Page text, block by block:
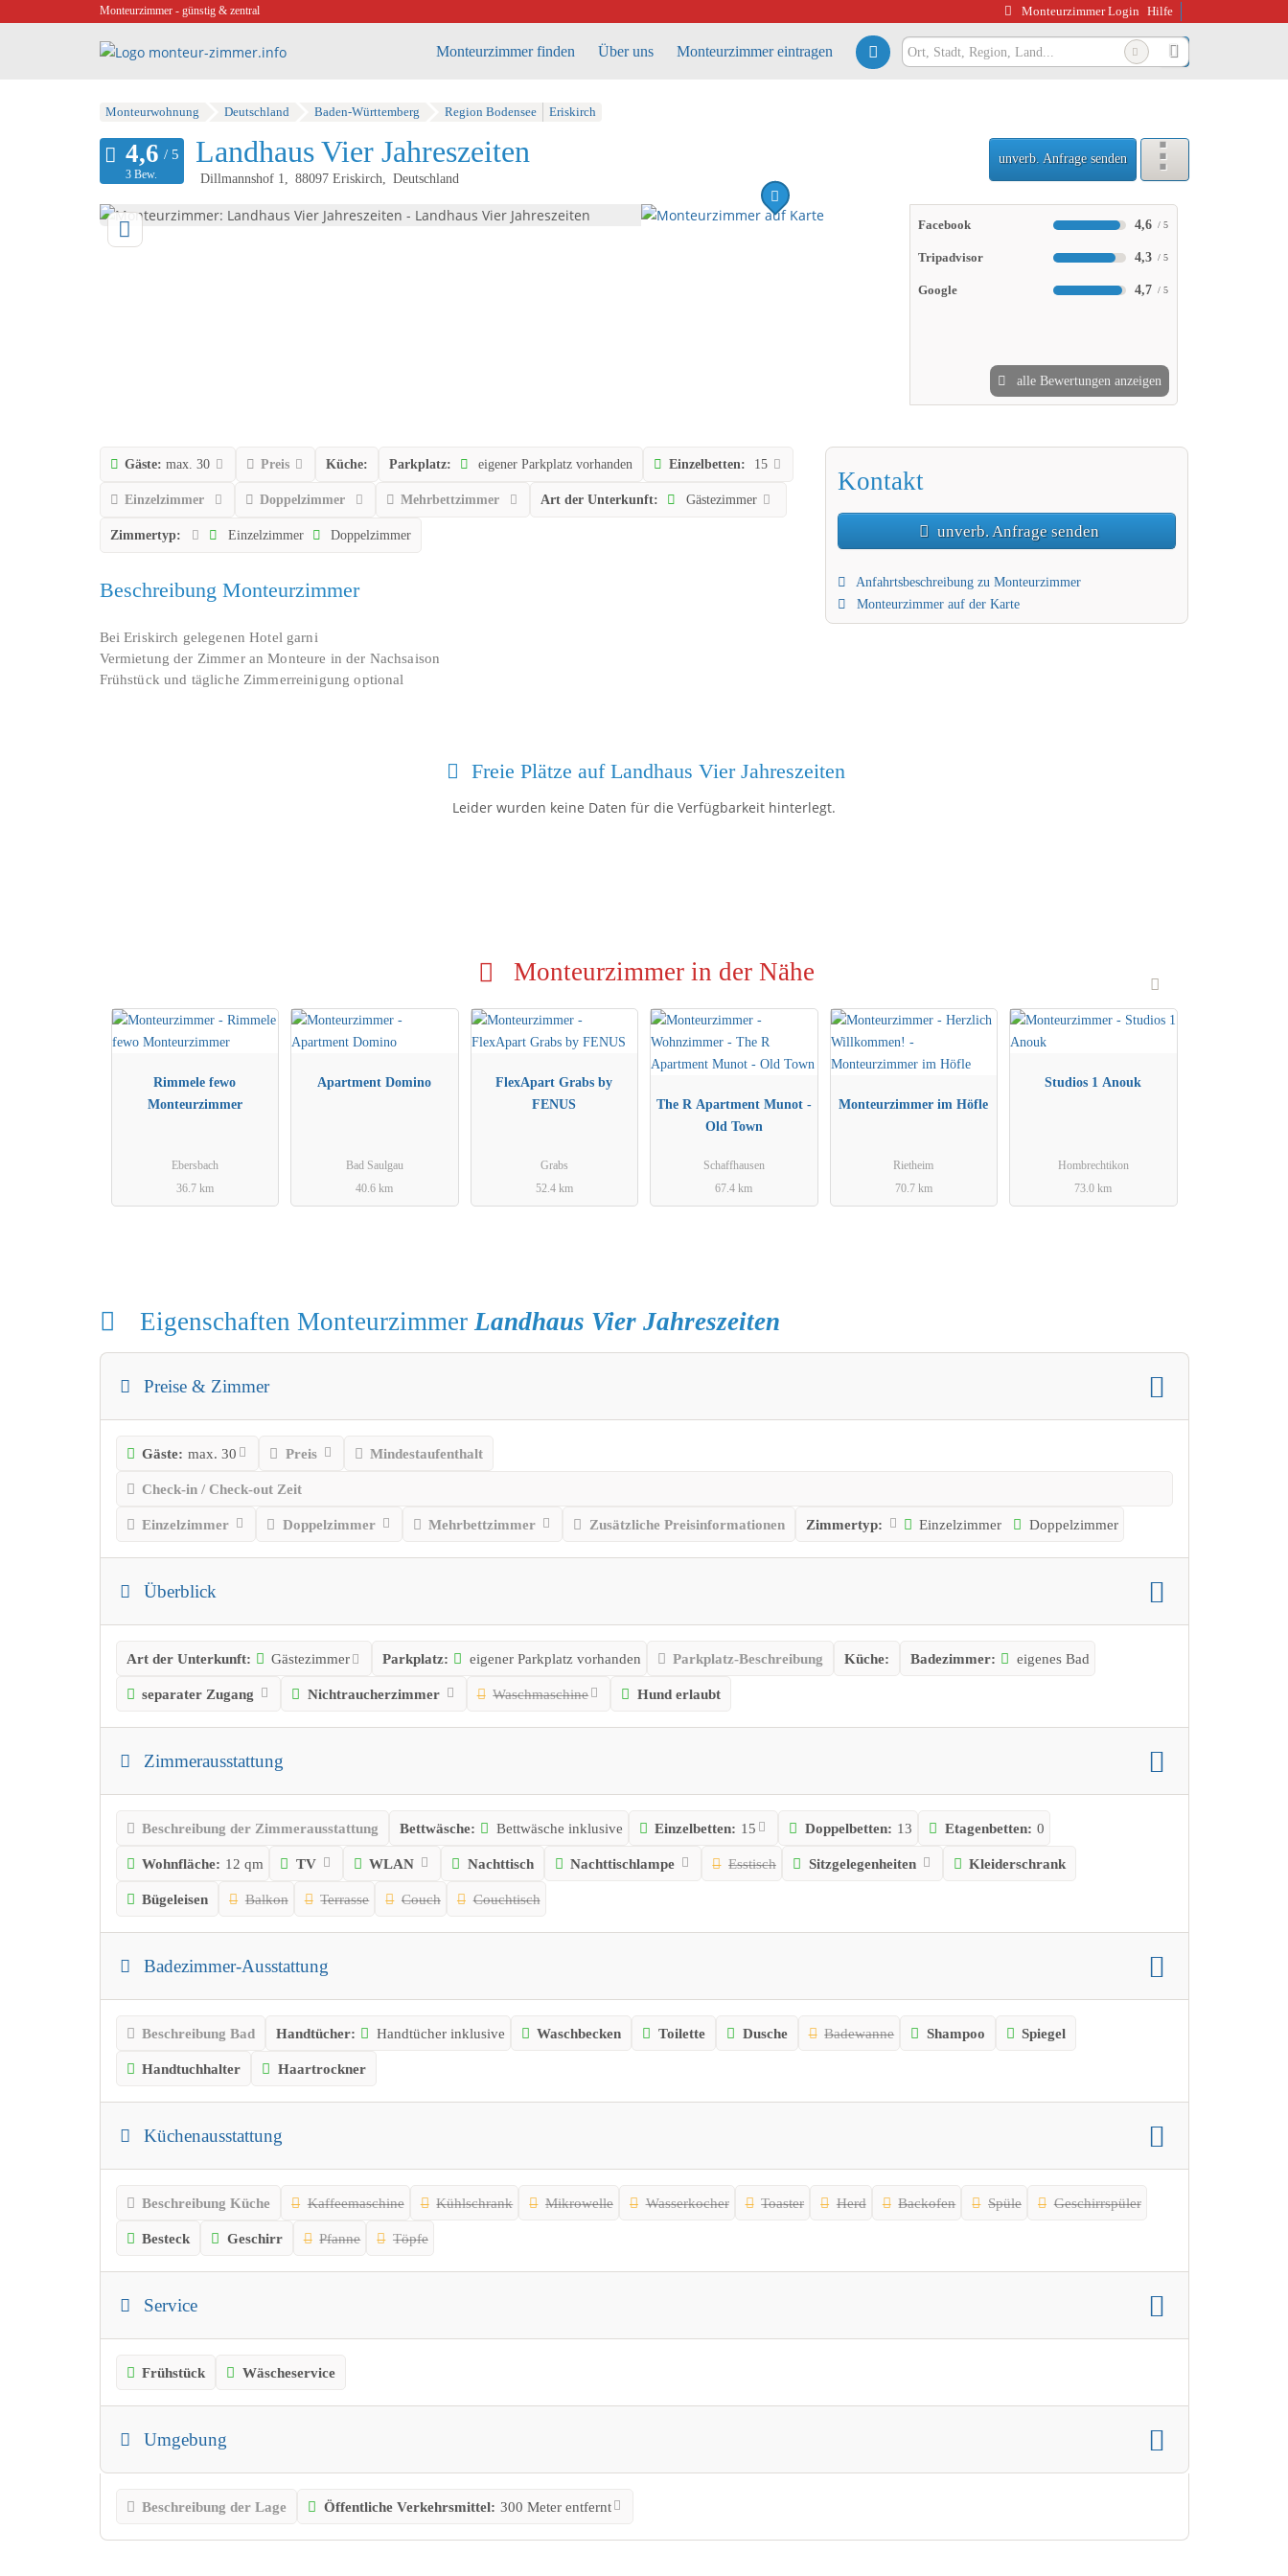
Monteurzimmer - günstig & zentral Monteurzimmer Login Hilfe
Monteurzimmer finden Über uns Monteurzimmer eintragen
Monteurwohnung Deutschland Baden-Württemberg Region Bodensee Eriskirch
Landhaus Vier Jahreszeiten
Dillmannshof 1 88097 Eriskirch Deutschland
unverb. Anfrage senden
3 Bew.
Facebook 4,6
Tripadvisor 4,3
Google 4,7
alle Bewertungen anzeigen
Gäste: max. 30 Preis Küche: Parkplatz: eigener Parkplatz vorhanden Einzelbetten: 15
Einzelzimmer Doppelzimmer Mehrbettzimmer Art der Unterkunft: Gästezimmer
Zimmertyp: Einzelzimmer Doppelzimmer
Beschreibung Monteurzimmer
Bei Eriskirch gelegenen Hotel garni
Vermietung der Zimmer an Monteure in der Nachsaison
Frühstück und tägliche Zimmerreinigung optional
Kontakt
unverb. Anfrage senden
Anfahrtsbeschreibung zu Monteurzimmer
Monteurzimmer auf der Karte
Freie Plätze auf Landhaus Vier Jahreszeiten
Leider wurden keine Daten für die Verfügbarkeit hinterlegt.
Monteurzimmer in der Nähe
Rimmele fewo
Monteurzimmer
Ebersbach
36.7 km
Apartment Domino
Bad Saulgau
40.6 km
FlexApart Grabs by
FENUS
Grabs
52.4 km
The R Apartment Munot -
Old Town
Schaffhausen
67.4 km
Monteurzimmer im Höfle
Rietheim
70.7 km
Studios 1 Anouk
Hombrechtikon
73.0 km
Eigenschaften Monteurzimmer Landhaus Vier Jahreszeiten
Preise & Zimmer
Gäste: max. 30 Preis Mindestaufenthalt
Check-in / Check-out Zeit
Einzelzimmer Doppelzimmer Mehrbettzimmer Zusätzliche Preisinformationen Zimmertyp: Einzelzimmer Doppelzimmer
Überblick
Art der Unterkunft: Gästezimmer Parkplatz: eigener Parkplatz vorhanden Parkplatz-Beschreibung Küche: Badezimmer: eigenes Bad
separater Zugang Nichtraucherzimmer Waschmaschine Hund erlaubt
Zimmerausstattung
Beschreibung der Zimmerausstattung Bettwäsche: Bettwäsche inklusive Einzelbetten: 15 Doppelbetten: 13 Etagenbetten: 0
Wohnfläche: 12 qm TV WLAN Nachttisch Nachttischlampe Esstisch Sitzgelegenheiten Kleiderschrank
Bügeleisen Balkon Terrasse Couch Couchtisch
Badezimmer-Ausstattung
Beschreibung Bad Handtücher: Handtücher inklusive Waschbecken Toilette Dusche Badewanne Shampoo Spiegel
Handtuchhalter Haartrockner
Küchenausstattung
Beschreibung Küche Kaffeemaschine Kühlschrank Mikrowelle Wasserkocher Toaster Herd Backofen Spüle Geschirrspüler
Besteck Geschirr Pfanne Töpfe
Service
Frühstück Wäscheservice
Umgebung
Beschreibung der Lage Öffentliche Verkehrsmittel: 300 Meter entfernt